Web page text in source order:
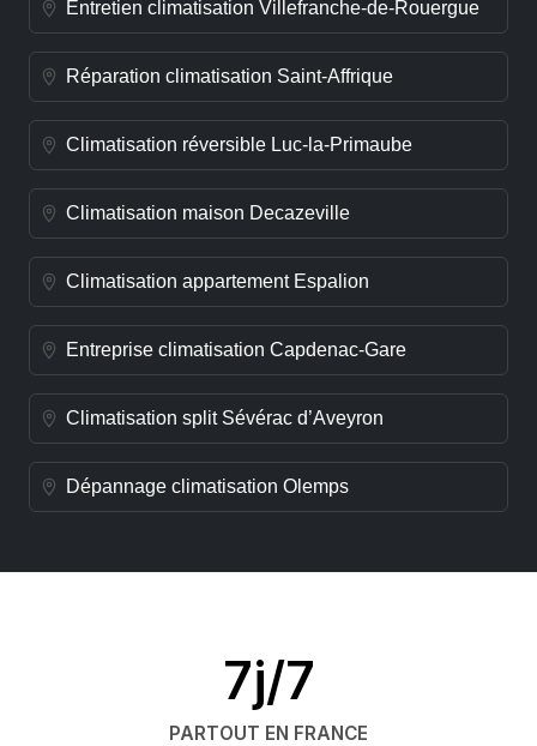
Entretien climatisation Villefranche-de-Rouergue
Réparation climatisation Saint-Affrique
Climatisation réversible Luc-la-Primaube
Climatisation maison Decazeville
Climatisation appartement Espalion
Entreprise climatisation Capdenac-Gare
Climatisation split Sévérac d’Aveyron
Dépannage climatisation Olemps
7j/7
PARTOUT EN FRANCE